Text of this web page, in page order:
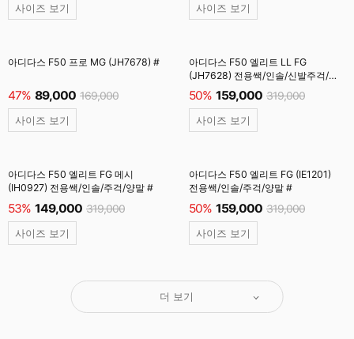
사이즈 보기 사이즈 보기
아디다스 F50 프로 MG (JH7678) #
47% 89,000 169,000
사이즈 보기
아디다스 F50 엘리트 LL FG
(JH7628) 전용쌕/인솔/신발주걱/
양말 #
50% 159,000 319,000
사이즈 보기
아디다스 F50 엘리트 FG 메시
(IH0927) 전용쌕/인솔/주걱/양말 #
53% 149,000 319,000
사이즈 보기
아디다스 F50 엘리트 FG (IE1201)
전용쌕/인솔/주걱/양말 #
50% 159,000 319,000
사이즈 보기
더 보기